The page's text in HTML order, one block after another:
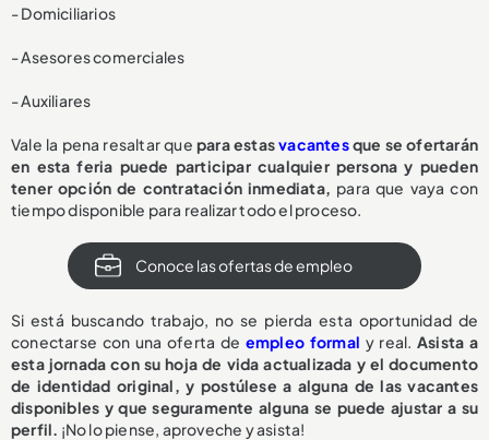
- Domiciliarios
- Asesores comerciales
- Auxiliares
Vale la pena resaltar que para estasvacantesque se ofertarán
en esta feria puede participar cualquier persona y pueden
tener opción de contratación inmediata, para que vaya con
tiempo disponible para realizar todo el proceso.
Conoce las ofertas de empleo
Si está buscando trabajo, no se pierda esta oportunidad de
conectarse con una oferta de empleo formal y real. Asista a
esta jornada con su hoja de vida actualizada y el documento
de identidad original, y postúlese a alguna de las vacantes
disponibles y que seguramente alguna se puede ajustar a su
perfil. ¡No lo piense, aproveche y asista!